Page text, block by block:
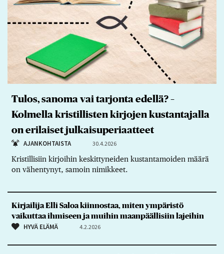
Tulos, sanoma vai tarjonta edellä? –
Kolmella kristillisten kirjojen kustantajalla
on erilaiset julkaisuperiaatteet
AJANKOHTAISTA 30.4.2026
Kristillisiin kirjoihin keskittyneiden kustantamoiden määrä
on vähentynyt, samoin nimikkeet.
Kirjailija Elli Saloa kiinnostaa, miten ympäristö
vaikuttaa ihmiseen ja muihin maanpäällisiin lajeihin
HYVÄ ELÄMÄ 4.2.2026